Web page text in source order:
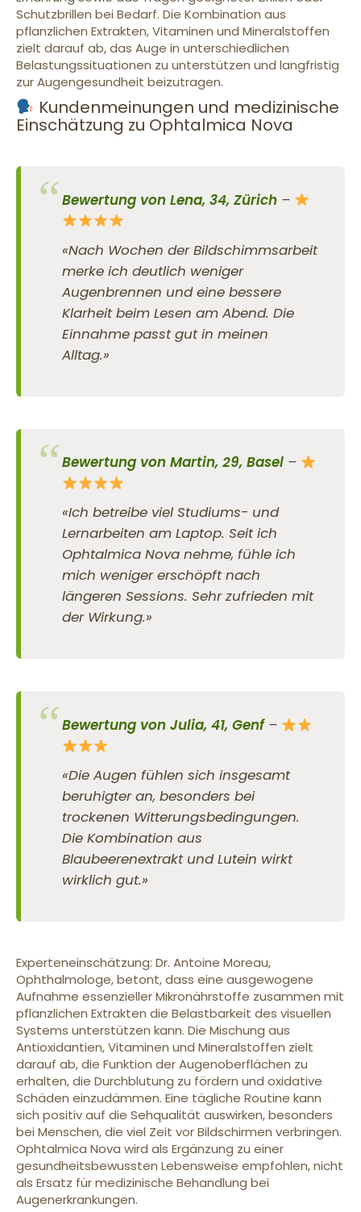
Schutzbrillen bei Bedarf. Die Kombination aus
pflanzlichen Extrakten, Vitaminen und Mineralstoffen
zielt darauf ab, das Auge in unterschiedlichen
Belastungssituationen zu unterstützen und langfristig
zur Augengesundheit beizutragen.
Kundenmeinungen und medizinische
Einschätzung zu Ophtalmica Nova
Bewertung von Lena, 34, Zürich –
«Nach Wochen der Bildschimmsarbeit
merke ich deutlich weniger
Augenbrennen und eine bessere
Klarheit beim Lesen am Abend. Die
Einnahme passt gut in meinen
Alltag.»
Bewertung von Martin, 29, Basel –
«Ich betreibe viel Studiums- und
Lernarbeiten am Laptop. Seit ich
Ophtalmica Nova nehme, fühle ich
mich weniger erschöpft nach
längeren Sessions. Sehr zufrieden mit
der Wirkung.»
Bewertung von Julia, 41, Genf–
«Die Augen fühlen sich insgesamt
beruhigter an, besonders bei
trockenen Witterungsbedingungen.
Die Kombination aus
Blaubeerenextrakt und Lutein wirkt
wirklich gut.»
Experteneinschätzung: Dr. Antoine Moreau,
Ophthalmologe, betont, dass eine ausgewogene
Aufnahme essenzieller Mikronährstoffe zusammen mit
pflanzlichen Extrakten die Belastbarkeit des visuellen
Systems unterstützen kann. Die Mischung aus
Antioxidantien, Vitaminen und Mineralstoffen zielt
darauf ab, die Funktion der Augenoberflächen zu
erhalten, die Durchblutung zu fördern und oxidative
Schäden einzudämmen. Eine tägliche Routine kann
sich positiv auf die Sehqualität auswirken, besonders
bei Menschen, die viel Zeit vor Bildschirmen verbringen.
Ophtalmica Nova wird als Ergänzung zu einer
gesundheitsbewussten Lebensweise empfohlen, nicht
als Ersatz für medizinische Behandlung bei
Augenerkrankungen.